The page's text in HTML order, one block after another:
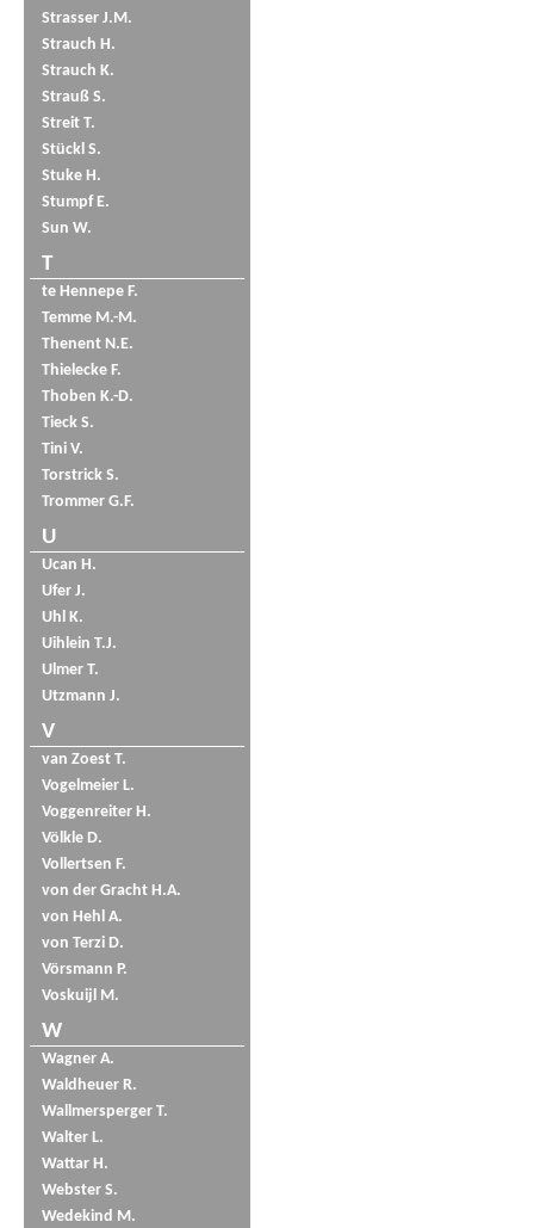
Strasser J.M.
Strauch H.
Strauch K.
Strauß S.
Streit T.
Stückl S.
Stuke H.
Stumpf E.
Sun W.
T
te Hennepe F.
Temme M.-M.
Thenent N.E.
Thielecke F.
Thoben K.-D.
Tieck S.
Tini V.
Torstrick S.
Trommer G.F.
U
Ucan H.
Ufer J.
Uhl K.
Uihlein T.J.
Ulmer T.
Utzmann J.
V
van Zoest T.
Vogelmeier L.
Voggenreiter H.
Völkle D.
Vollertsen F.
von der Gracht H.A.
von Hehl A.
von Terzi D.
Vörsmann P.
Voskuijl M.
W
Wagner A.
Waldheuer R.
Wallmersperger T.
Walter L.
Wattar H.
Webster S.
Wedekind M.